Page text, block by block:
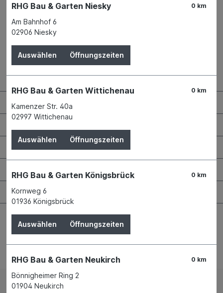
Kontaktdaten und Öffnungszeiten
RHG Helfer
Maschinen & Werkzeuge
Garten & Landschaftsbau
Bestellung widerrufen
0 km
RHG Bau & Garten Niesky
Am Bahnhof 6
02906 Niesky
Auswählen Öffnungszeiten
0 km
RHG Bau & Garten Wittichenau
Kamenzer Str. 40a
02997 Wittichenau
Auswählen Öffnungszeiten
0 km
RHG Bau & Garten Königsbrück
Kornweg 6
01936 Königsbrück
Auswählen Öffnungszeiten
0 km
RHG Bau & Garten Neukirch
Bönnigheimer Ring 2
01904 Neukirch